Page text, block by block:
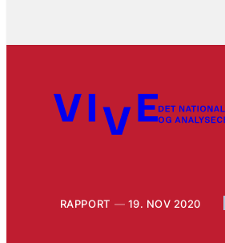
RAPPORT 19. NOV 2020